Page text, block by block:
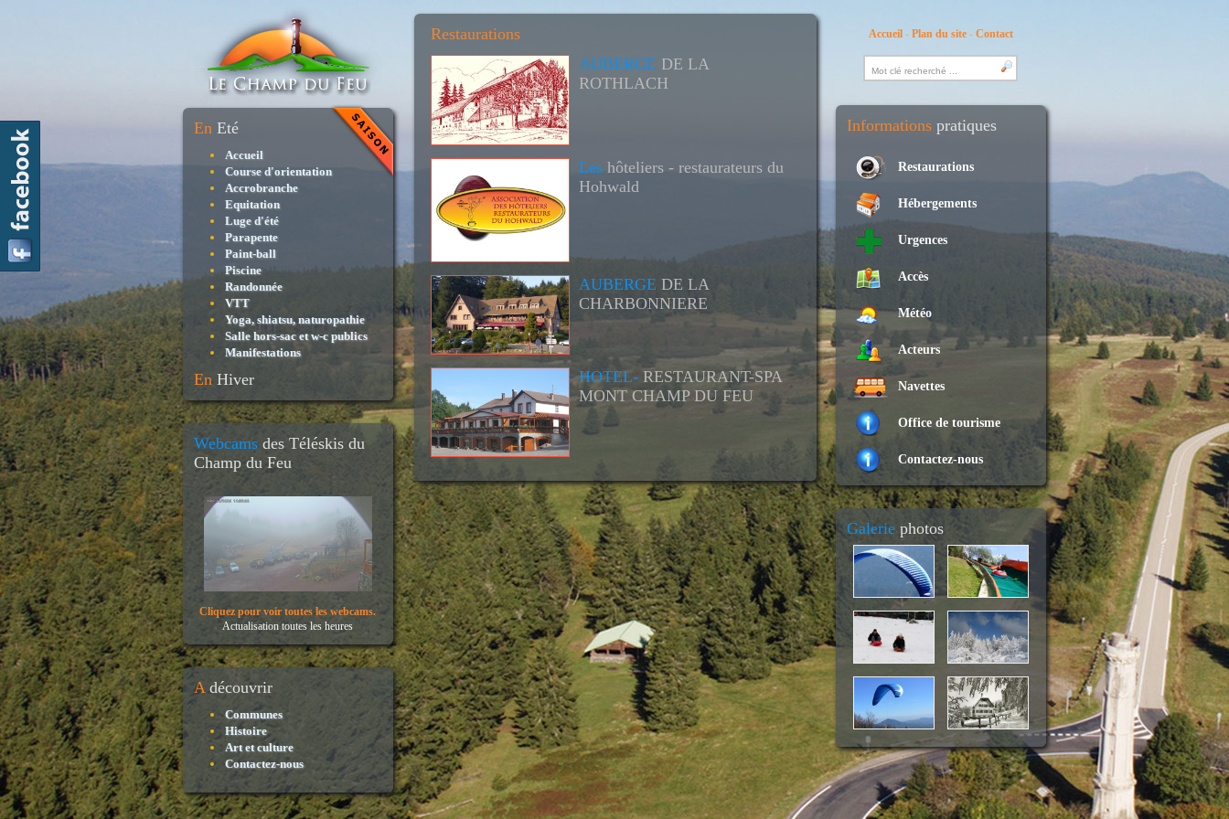
EnEté
Accueil
Course d'orientation
Accrobranche
Equitation
Luge d'été
Parapente
Paint-ball
Piscine
Randonnée
VTT
Yoga, shiatsu, naturopathie
Salle hors-sac et w-c publics
Manifestations
EnHiver
Webcamsdes Téléskis du
Champ du Feu
Cliquez pour voir toutes les webcams.
Actualisation toutes les heures
A découvrir
Communes
Histoire
Art et culture
Contactez-nous
Restaurations
AUBERGE DE LA
ROTHLACH
Leshôteliers - restaurateurs du
Hohwald
AUBERGE DE LA
CHARBONNIERE
HOTEL-RESTAURANT-SPA
MONT CHAMP DU FEU
Accueil- Plan du site- Contact
Informationspratiques
Restaurations
Hébergements
Urgences
Accès
Météo
Acteurs
Navettes
Office de tourisme
Contactez-nous
Galeriephotos